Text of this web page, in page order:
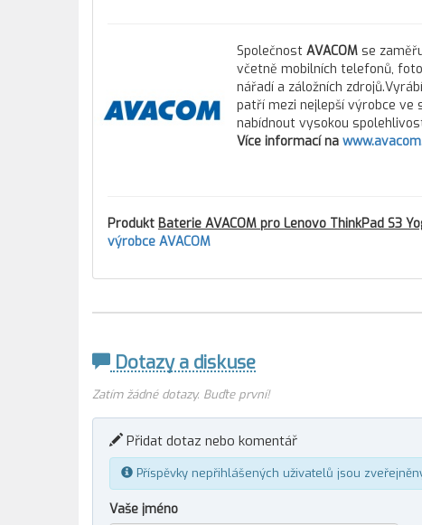
Společnost AVACOM se
včetně mobilních telefonů,
nářadí a záložních
patří mezi nejlepší výrobce ve
nabídnout vysokou
Více informací na
Produkt Baterie AVACOM pro Lenovo ThinkPad S3
výrobce AVACOM
Dotazy a diskuse
Zatím žádné dotazy. Buďte první!
Přidat dotaz nebo komentář
Příspěvky nepřihlášených uživatelů jsou
Vaše jméno